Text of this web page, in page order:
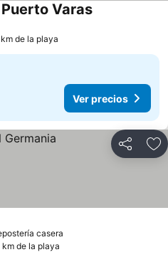
VarasVer precios
de la playa
Ver precios
Compartir
casera
km de la playa